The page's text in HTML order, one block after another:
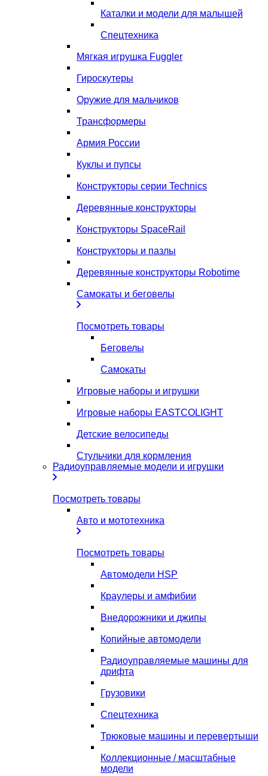
Каталки и модели для малышей
Спецтехника
Мягкая игрушка Fuggler
Гироскутеры
Оружие для мальчиков
Трансформеры
Армия России
Куклы и пупсы
Конструкторы серии Technics
Деревянные конструкторы
Конструкторы SpaceRail
Конструкторы и пазлы
Деревянные конструкторы Robotime
Самокаты и беговелы
Посмотреть товары
Беговелы
Самокаты
Игровые наборы и игрушки
Игровые наборы EASTCOLIGHT
Детские велосипеды
Стульчики для кормления
Радиоуправляемые модели и игрушки
Посмотреть товары
Авто и мототехника
Посмотреть товары
Автомодели HSP
Краулеры и амфибии
Внедорожники и джипы
Копийные автомодели
Радиоуправляемые машины для
дрифта
Грузовики
Спецтехника
Трюковые машины и перевертыши
Коллекционные / масштабные
модели